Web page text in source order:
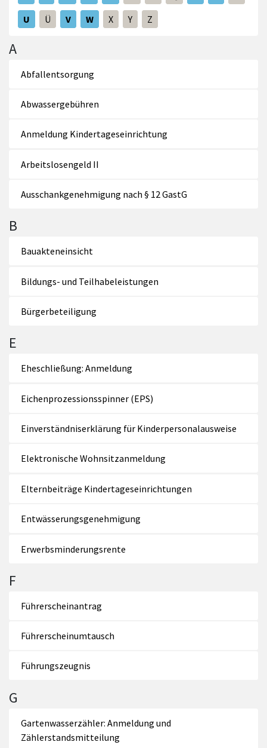
U
Ü V W X Y Z
A
Abfallentsorgung
Abwassergebühren
Anmeldung Kindertageseinrichtung
Arbeitslosengeld II
Ausschankgenehmigung nach § 12 GastG
B
Bauakteneinsicht
Bildungs- und Teilhabeleistungen
Bürgerbeteiligung
E
Eheschließung: Anmeldung
Eichenprozessionsspinner (EPS)
Einverständniserklärung für Kinderpersonalausweise
Elektronische Wohnsitzanmeldung
Elternbeiträge Kindertageseinrichtungen
Entwässerungsgenehmigung
Erwerbsminderungsrente
F
Führerscheinantrag
Führerscheinumtausch
Führungszeugnis
G
Gartenwasserzähler: Anmeldung und
Zählerstandsmitteilung